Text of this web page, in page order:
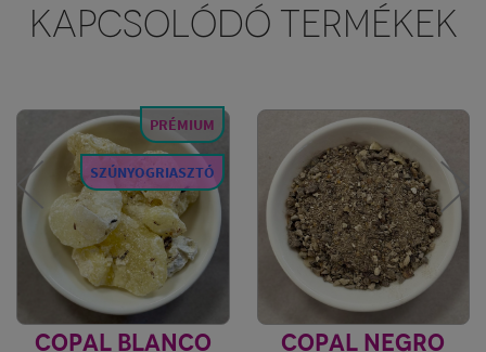
KAPCSOLÓDÓ TERMÉKEK
PRÉMIUM
SZÚNYOGRIASZTÓ
COPAL BLANCO
COPAL NEGRO